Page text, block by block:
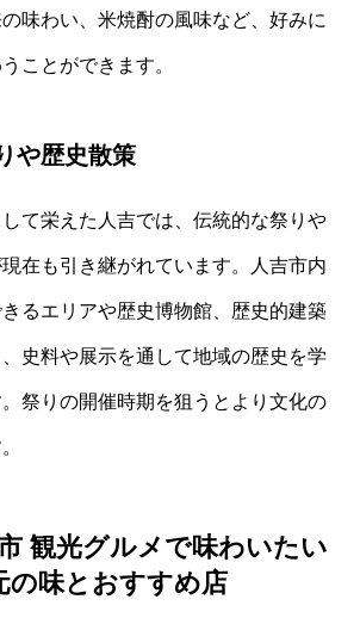
味わい、米焼酎の風味など、好みに
ことができます。
や歴史散策
て栄えた人吉では、伝統的な祭りや
在も引き継がれています。人吉市内
るエリアや歴史博物館、歴史的建築
史料や展示を通して地域の歴史を学
祭りの開催時期を狙うとより文化の
観光グルメで味わいたい
の味とおすすめ店